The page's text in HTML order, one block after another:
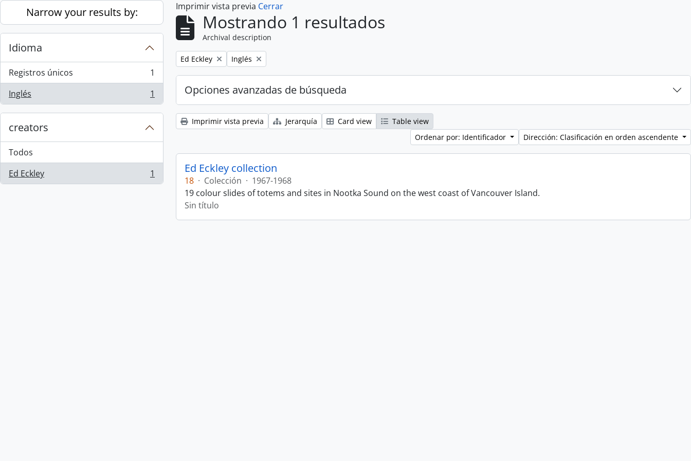
Skip to main content
Narrow your results by:
Idioma
Registros únicos
, 1 resultados
1
Inglés
, 1 resultados 1
creators
Todos
Ed Eckley
, 1 resultados 1
Imprimir vista previa Cerrar
Mostrando 1 resultados
Archival description
Remove filter:
Ed Eckley Remove filter:
Inglés
Opciones avanzadas de búsqueda
Imprimir vista previa Jerarquía Card view
Table view
Ordenar por: Identificador
Dirección: Clasificación en orden ascendente
Ed Eckley collection
18 · Colección · 1967-1968
19 colour slides of totems and sites in Nootka Sound on the west coast of Vancouver Island.
Sin título